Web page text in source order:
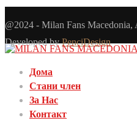
@2024 - Milan Fans
Developed byPenciDesign
Дома
Стани член
За Нас
Контакт